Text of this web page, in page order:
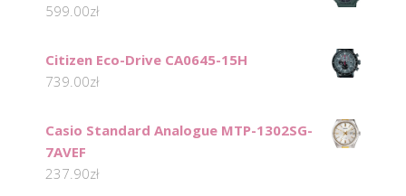
599.00zł
Citizen Eco-Drive CA0645-15H
739.00zł
Casio Standard Analogue MTP-1302SG-
7AVEF
237.90zł